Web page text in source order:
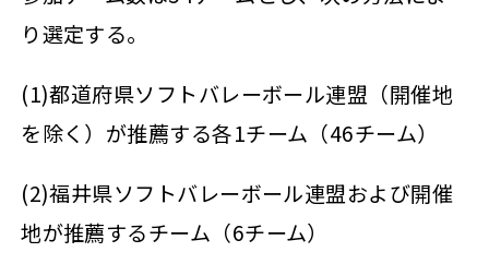
り選定する。
(1)都道府県ソフトバレーボール連盟（開催地
を除く）が推薦する各1チーム（46チーム）
(2)福井県ソフトバレーボール連盟および開催
地が推薦するチーム（6チーム）